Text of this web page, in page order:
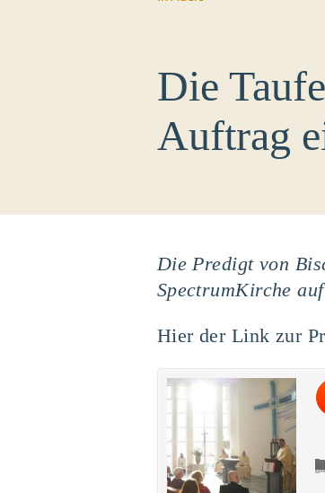
Die
Auftrag
Die Predigt von
SpectrumKirche
Hier der Link zur